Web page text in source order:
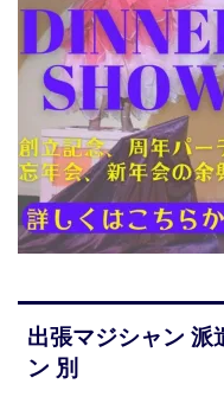
出張マジシャン 派
ン 別